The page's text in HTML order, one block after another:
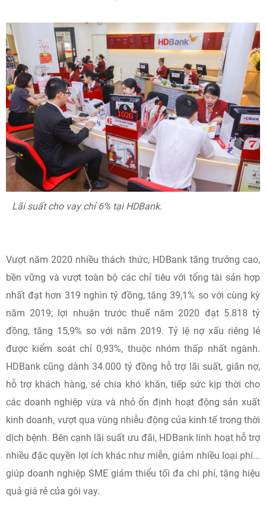
Lãi suất cho vay chỉ 6% tại HDBank.
Vượt năm 2020 nhiều thách thức, HDBank tăng trưởng cao,
bền vững và vượt toàn bộ các chỉ tiêu với tổng tài sản hợp
nhất đạt hơn 319 nghìn tỷ đồng, tăng 39,1% so với cùng kỳ
năm 2019; lợi nhuận trước thuế năm 2020 đạt 5.818 tỷ
đồng, tăng 15,9% so với năm 2019. Tỷ lệ nợ xấu riêng lẻ
được kiểm soát chỉ 0,93%, thuộc nhóm thấp nhất ngành.
HDBank cũng dành 34.000 tỷ đồng hỗ trợ lãi suất, giãn nợ,
hỗ trợ khách hàng, sẻ chia khó khăn, tiếp sức kịp thời cho
các doanh nghiệp vừa và nhỏ ổn định hoạt động sản xuất
kinh doanh, vượt qua vùng nhiễu động của kinh tế trong thời
dịch bệnh. Bên cạnh lãi suất ưu đãi, HDBank linh hoạt hỗ trợ
nhiều đặc quyền lợi ích khác như miễn, giảm nhiều loại phí...
giúp doanh nghiệp SME giảm thiểu tối đa chi phí, tăng hiệu
quả giá rẻ của gói vay.